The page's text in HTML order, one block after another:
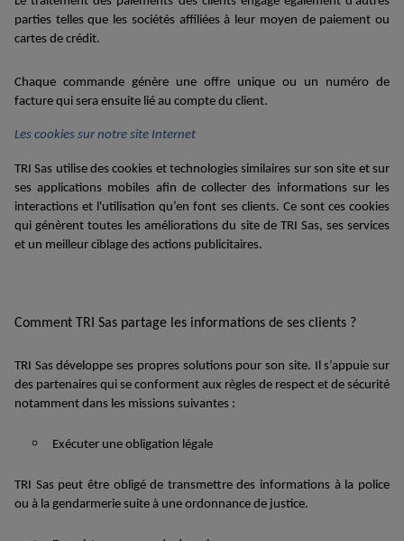
parties telles que les sociétés affiliées à leur moyen de paiement ou
cartes de crédit.
Chaque commande génère une offre unique ou un numéro de
facture qui sera ensuite lié au compte du client.
Les cookies sur notre site Internet
TRI Sas utilisedes cookies et technologies similaires surson site et sur
sesapplications mobiles afin decollecter des informations sur les
interactions et l'utilisationqu’en font ses clients. Ce sont ces cookies
qui génèrent toutes les améliorationsdu sitede TRI Sas, sesservices
et un meilleur ciblage des actions publicitaires.
Comment TRI Sas partage les informations de ses clients ?
TRI Sasdéveloppe ses propres solutions pour son site. Il s’appuie sur
des partenaires qui se conforment aux règles de respect et de sécurité
notamment dans les missions suivantes :
Exécuter une obligation légale
TRI Sas peut être obligé de transmettre des informations à la police
ou à la gendarmerie suite à une ordonnance de justice.